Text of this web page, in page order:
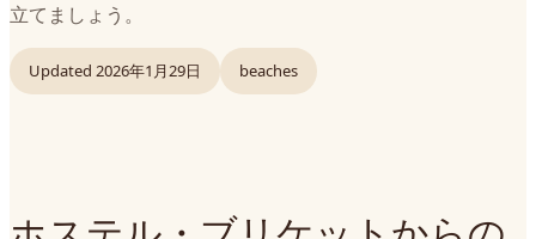
立てましょう。
Updated 2026年1月29日 beaches